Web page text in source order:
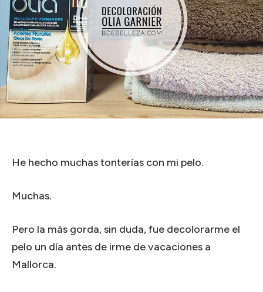
He hecho muchas tonterías con mi pelo.
Muchas.
Pero la más gorda, sin duda, fue decolorarme el
pelo un día antes de irme de vacaciones a
Mallorca.